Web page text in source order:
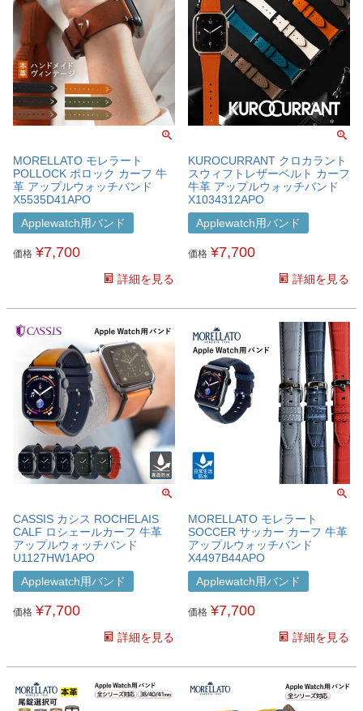
MORELLATO モレラート
POLLOCK ポロック カーフ 牛
革 アップルウォッチバンド
X5535D41APO
Applewatch用バンド
価格 ¥7,700
詳細を見る
KUROCURRANT クロカラント
スウィフトレザーベルト カーフ
牛革 アップルウォッチバンド
X1034312APO
Applewatch用バンド
価格 ¥7,700
詳細を見る
CASSIS カシス ROCHELAIS
CALF ロシェールカーフ 牛革
アップルウォッチバンド
U1127HW1APO
Applewatch用バンド
価格 ¥7,700
詳細を見る
MORELLATO モレラート
SOCCER サッカー カーフ 牛革
アップルウォッチバンド
X4497B44APO
Applewatch用バンド
価格 ¥7,700
詳細を見る